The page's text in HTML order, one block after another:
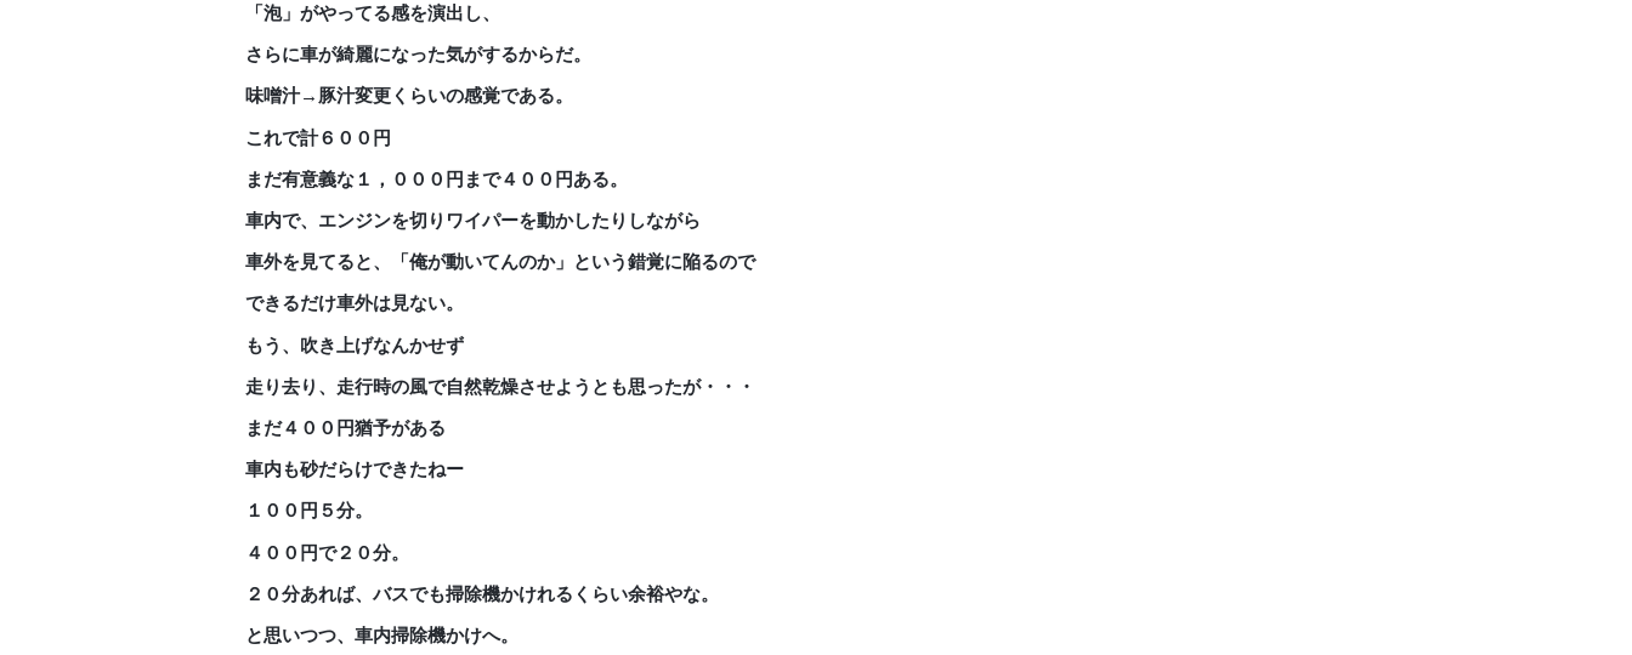
「泡」がやってる感を演出し、
さらに車が綺麗になった気がするからだ。
味噌汁→豚汁変更くらいの感覚である。
これで計６００円
まだ有意義な１，０００円まで４００円ある。
車内で、エンジンを切りワイパーを動かしたりしながら
車外を見てると、「俺が動いてんのか」という錯覚に陥るので
できるだけ車外は見ない。
もう、吹き上げなんかせず
走り去り、走行時の風で自然乾燥させようとも思ったが・・・
まだ４００円猶予がある
車内も砂だらけできたねー
１００円５分。
４００円で２０分。
２０分あれば、バスでも掃除機かけれるくらい余裕やな。
と思いつつ、車内掃除機かけへ。